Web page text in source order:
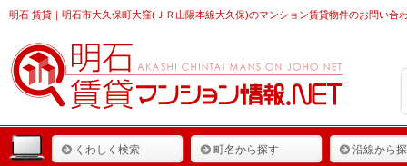
明石 賃貸 ｜明石市大久保町大窪(ＪＲ山陽本線大久保)のマンション賃貸物件のお問い合
くわしく検索 町名から探す 沿線から